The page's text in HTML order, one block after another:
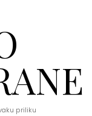
priliku